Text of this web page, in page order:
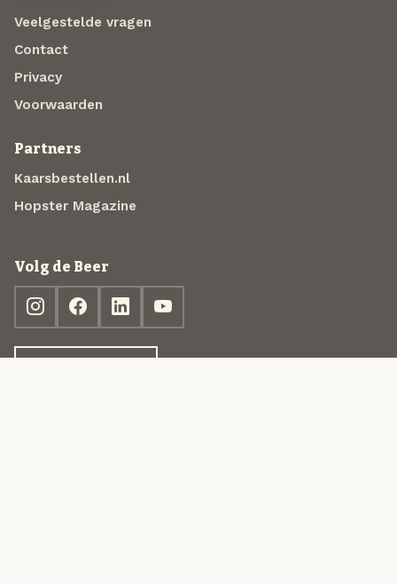
Veelgestelde vragen
Contact
Privacy
Voorwaarden
Partners
Kaarsbestellen.nl
Hopster Magazine
Volg de Beer